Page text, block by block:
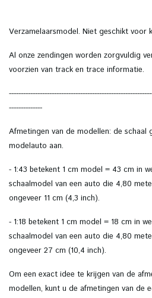
Verzamelaarsmodel. Niet geschikt voor
Al onze zendingen worden zorgvuldig
voorzien van track en trace informatie.
--------------
Afmetingen van de modellen: de schaal
modelauto aan.
- 1:43 betekent 1 cm model = 43 cm in
schaalmodel van een auto die 4,80
ongeveer 11 cm (4,3 inch).
- 1:18 betekent 1 cm model = 18 cm in
schaalmodel van een auto die 4,80
ongeveer 27 cm (10,4 inch).
Om een ​​exact idee te krijgen van de
modellen, kunt u de afmetingen van de